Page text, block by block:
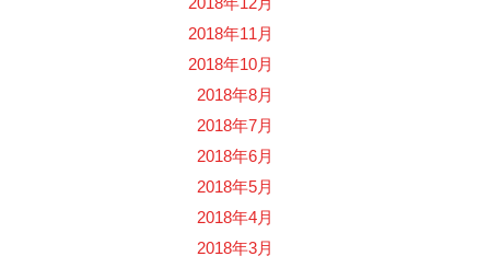
2018年11月
2018年10月
2018年8月
2018年7月
2018年6月
2018年5月
2018年4月
2018年3月